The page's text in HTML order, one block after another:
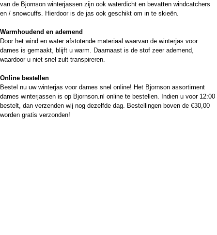
van de Bjornson winterjassen zijn ook waterdicht en bevatten windcatchers
en / snowcuffs. Hierdoor is de jas ook geschikt om in te skieën.
Warmhoudend en ademend
Door het wind en water afstotende materiaal waarvan de winterjas voor
dames is gemaakt, blijft u warm. Daarnaast is de stof zeer ademend,
waardoor u niet snel zult transpireren.
Online bestellen
Bestel nu uw winterjas voor dames snel online! Het Bjornson assortiment
dames winterjassen is op Bjornson.nl online te bestellen. Indien u voor 12:00
bestelt, dan verzenden wij nog dezelfde dag. Bestellingen boven de €30,00
worden gratis verzonden!